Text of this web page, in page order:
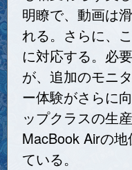
明瞭で、動画は
れる。さらに、
に対応する。必
が、追加のモニ
ー体験がさらに
ップクラスの生
MacBook Airの
ている。